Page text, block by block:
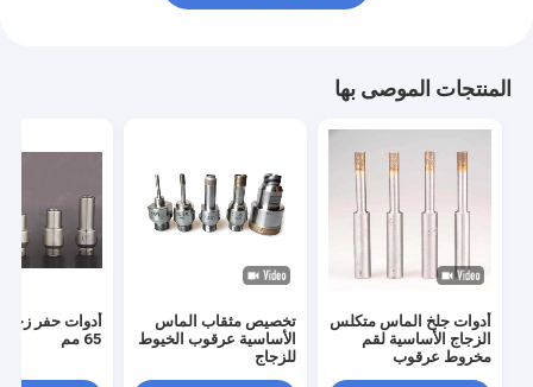
المنتجات الموصى بها
أدوات جلخ الماس متكلس
الزجاج الأساسية لقم
مخروط عرقوب
تخصيص مثقاب الماس
الأساسية عرقوب الخيوط
للزجاج
أدوات حفر
65 مم